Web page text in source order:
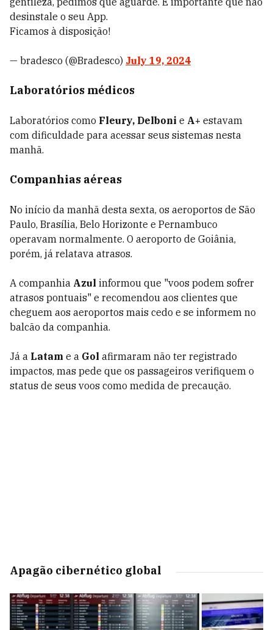
desinstale o seu App.
Ficamos à disposição!
— bradesco (@Bradesco) July 19, 2024
Laboratórios médicos
Laboratórios como Fleury, Delboni e A+ estavam
com dificuldade para acessar seus sistemas nesta
manhã.
Companhias aéreas
No início da manhã desta sexta, os aeroportos de São
Paulo, Brasília, Belo Horizonte e Pernambuco
operavam normalmente. O aeroporto de Goiânia,
porém, já relatava atrasos.
A companhia Azul informou que "voos podem sofrer
atrasos pontuais" e recomendou aos clientes que
cheguem aos aeroportos mais cedo e se informem no
balcão da companhia.
Já a Latam e a Gol afirmaram não ter registrado
impactos, mas pede que os passageiros verifiquem o
status de seus voos como medida de precaução.
Apagão cibernético global